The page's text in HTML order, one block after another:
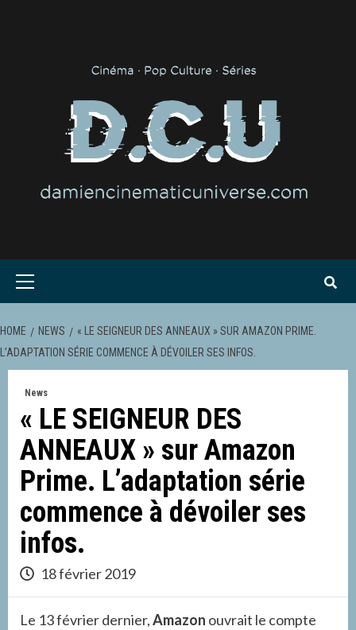
Primary
HOME NEWS
« LE SEIGNEUR DES ANNEAUX » SUR AMAZON PRIME.
L’ADAPTATION SÉRIE COMMENCE À DÉVOILER SES INFOS.
News
« LE SEIGNEUR DES
ANNEAUX » sur Amazon
Prime. L’adaptation série
commence à dévoiler ses
infos.
18 février 2019
Le 13 février dernier,Amazon ouvrait le compte